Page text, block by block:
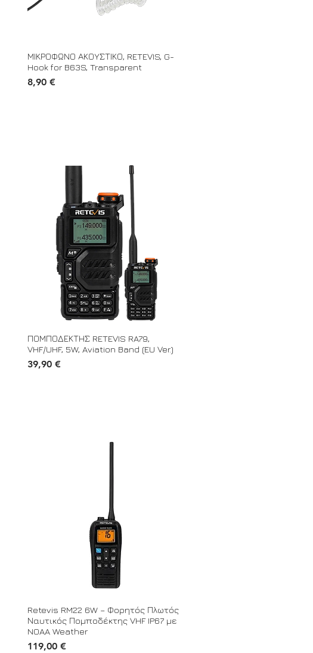
ΜΙΚΡΟΦΩΝΟ ΑΚΟΥΣΤΙΚΟ, RETEVIS, G-
Hook for B63S, Transparent
Τιμή
8,90 €
ΠΟΜΠΟΔΕΚΤΗΣ RETEVIS RA79,
VHF/UHF, 5W, Aviation Band (EU Ver.)
Τιμή
39,90 €
Retevis RM22 6W – Φορητός Πλωτός
Ναυτικός Πομποδέκτης VHF IP67 με
NOAA Weather
Τιμή
119,00 €